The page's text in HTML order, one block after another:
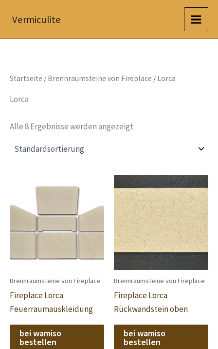
InhaltVermiculite
Startseite / Brennraumsteine von Fireplace / Lorca
Lorca
Alle 8 Ergebnisse werden angezeigt
Brennraumsteine von Fireplace
Fireplace Lorca
Feuerraumauskleidung
bei wamiso
bestellen
Brennraumsteine von Fireplace
Fireplace Lorca
Rückwandstein oben
bei wamiso
bestellen